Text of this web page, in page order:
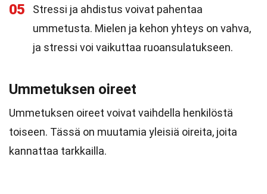
05
Stressi ja ahdistus voivat pahentaa
ummetusta. Mielen ja kehon yhteys on vahva,
ja stressi voi vaikuttaa ruoansulatukseen.
Ummetuksen oireet
Ummetuksen oireet voivat vaihdella henkilöstä
toiseen. Tässä on muutamia yleisiä oireita, joita
kannattaa tarkkailla.